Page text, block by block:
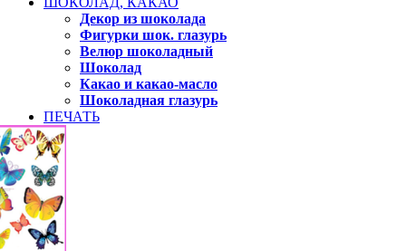
Декор из шоколада
Фигурки шок. глазурь
Велюр шоколадный
Шоколад
Какао и какао-масло
Шоколадная глазурь
ПЕЧАТЬ